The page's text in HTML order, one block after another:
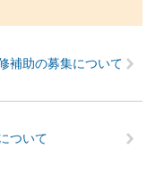
補助の募集について
ついて